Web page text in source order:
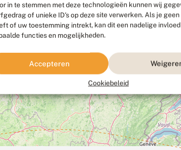
in te stemmen met deze technologieën kunnen wij
of unieke ID's op deze site verwerken. Als je
of uw toestemming intrekt, kan dit een nadelige
functies en mogelijkheden.
Accepteren
Cookiebeleid